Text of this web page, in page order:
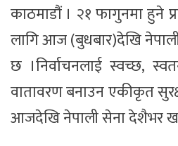
काठमाडौं । २१ फागुनमा हुने
लागि आज (बुधबार)देखि
छ ।निर्वाचनलाई स्वच्छ,
वातावरण बनाउन एकीकृत
आजदेखि नेपाली सेना देशैभर